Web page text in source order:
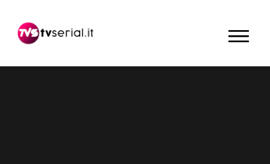
navigazione
contenuto
barra
primaria
MENU